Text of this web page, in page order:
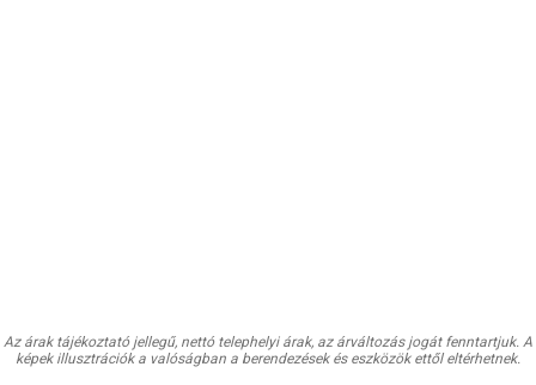
Az árak tájékoztató jellegű, nettó telephelyi árak, az árváltozás jogát fenntartjuk. A
képek illusztrációk a valóságban a berendezések és eszközök ettől eltérhetnek.